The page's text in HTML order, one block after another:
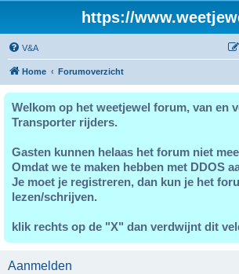
https://
V&A
Home Forumoverzicht
Welkom op het weetjewel forum, van en
Transporter rijders.
Gasten kunnen helaas het forum niet
Omdat we te maken hebben met DDOS
Je moet je registreren, dan kun je het
lezen/schrijven.
klik rechts op de "X" dan verdwijnt dit
Aanmelden